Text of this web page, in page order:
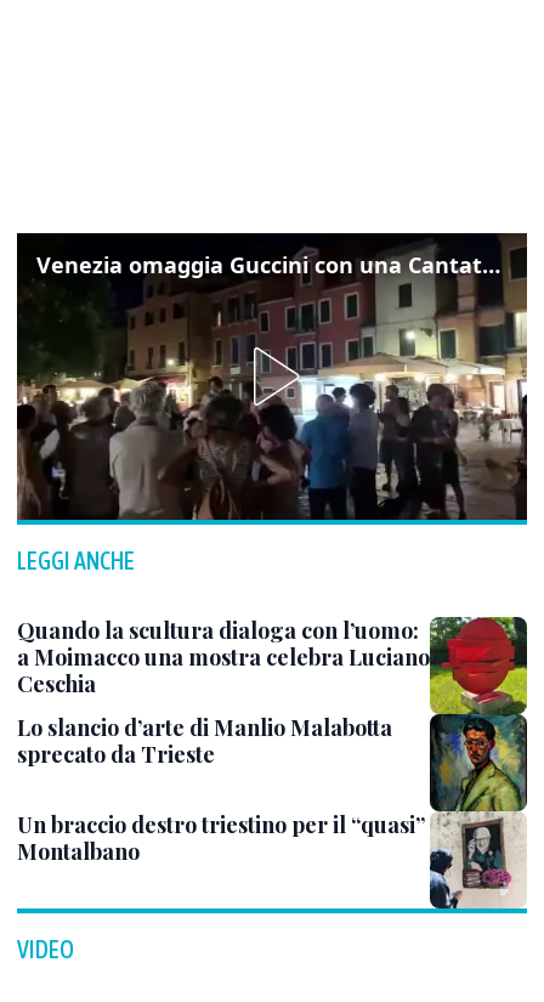
Venezia omaggia Guccini con una Cantata Anarchica in campo Santa Margherita
LEGGI ANCHE
Quando la scultura dialoga con l’uomo:
a Moimacco una mostra celebra Luciano
Ceschia
Lo slancio d’arte di Manlio Malabotta
sprecato da Trieste
Un braccio destro triestino per il “quasi”
Montalbano
VIDEO